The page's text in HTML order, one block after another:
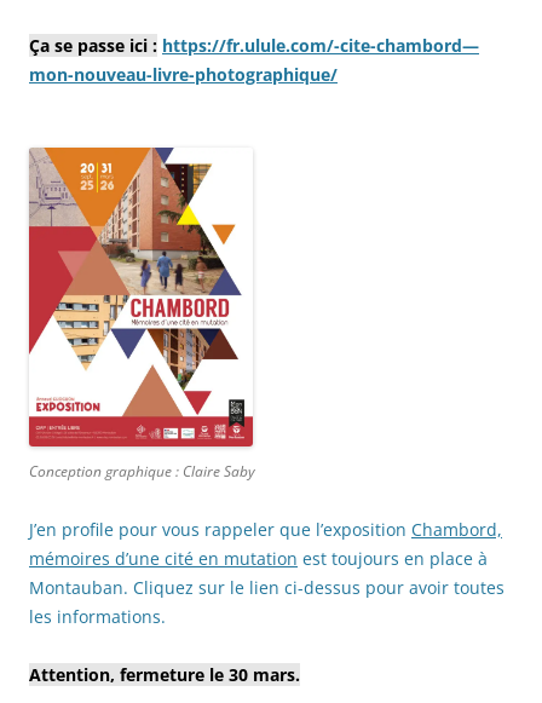
Ça se passe ici : https://fr.ulule.com/-cite-chambord—
mon-nouveau-livre-photographique/
Conception graphique : Claire Saby
J’en profile pour vous rappeler que l’exposition Chambord,
mémoires d’une cité en mutation est toujours en place à
Montauban. Cliquez sur le lien ci-dessus pour avoir toutes
les informations.
Attention, fermeture le 30 mars.